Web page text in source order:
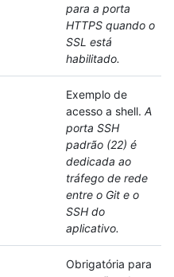
para a porta
HTTPS quando o
SSL está
habilitado.
Exemplo de
acesso a shell. A
porta SSH
padrão (22) é
dedicada ao
tráfego de rede
entre o Git e o
SSH do
aplicativo.
Obrigatória para